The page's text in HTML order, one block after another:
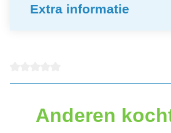
Extra informatie
Anderen